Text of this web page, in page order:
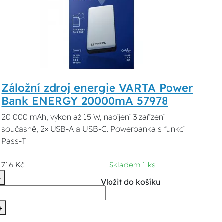
Záložní zdroj energie VARTA Power
Bank ENERGY 20000mA 57978
20 000 mAh, výkon až 15 W, nabíjení 3 zařízení
současně, 2× USB-A a USB-C. Powerbanka s funkcí
Pass-T
716 Kč
Skladem 1 ks
Vložit do košíku